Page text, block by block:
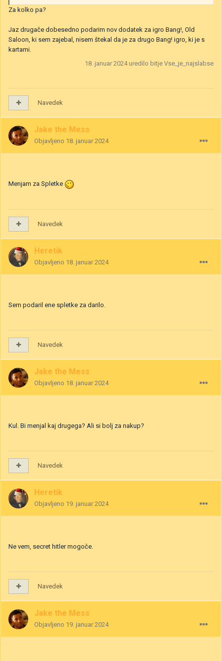
Za kolko pa?
Jaz drugače dobesedno podarim nov dodatek za igro Bang!, Old
Saloon, ki sem zajebal, nisem štekal da je za drugo Bang! igro, ki je s
kartami.
18. januar 2024uredilo bitje Vse_je_najslabse
Navedek
Jake the Mess
Objavljeno 18. januar 2024
Menjam za Spletke
Navedek
Heretik
Objavljeno 18. januar 2024
Sem podaril ene spletke za darilo.
Navedek
Jake the Mess
Objavljeno 18. januar 2024
Kul. Bi menjal kaj drugega? Ali si bolj za nakup?
Navedek
Heretik
Objavljeno 19. januar 2024
Ne vem, secret hitler mogoče.
Navedek
Jake the Mess
Objavljeno 19. januar 2024